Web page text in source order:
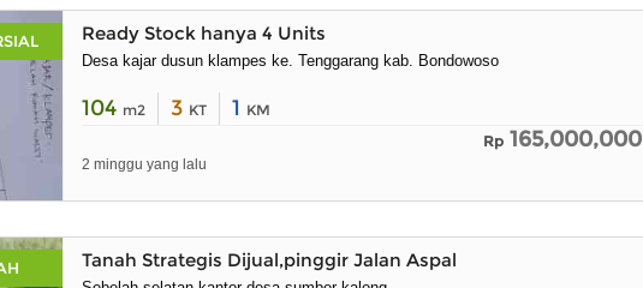
Ready Stock hanya 4 Units
Desa kajar dusun klampes ke. Tenggarang kab. Bondowoso
104 m2 3 KT 1 KM
Rp 165,000,000
2 minggu yang lalu
Tanah Strategis Dijual,pinggir Jalan Aspal